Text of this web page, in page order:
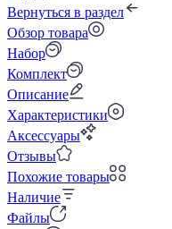
Вернуться в раздел
Обзор товара
Набор
Комплект
Описание
Характеристики
Аксессуары
Отзывы
Похожие товары
Наличие
Файлы